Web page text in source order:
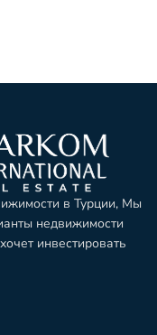
в Турции, Мы
недвижимости
инвестировать